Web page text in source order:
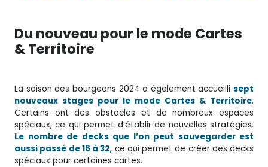
Du nouveau pour le mode Cartes
& Territoire
La saison des bourgeons 2024 a également accueilli sept
nouveaux stages pour le mode Cartes & Territoire.
Certains ont des obstacles et de nombreux espaces
spéciaux, ce qui permet d’établir de nouvelles stratégies.
Le nombre de decks que l’on peut sauvegarder est
aussi passé de 16 à 32, ce qui permet de créer des decks
spéciaux pour certaines cartes.